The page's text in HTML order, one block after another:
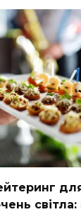
світла: